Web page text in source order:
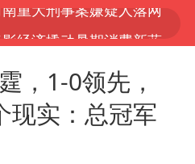
西湖突现狂风暴雨 游客瞬间被浇透
，1-0领先，
现实：总冠军